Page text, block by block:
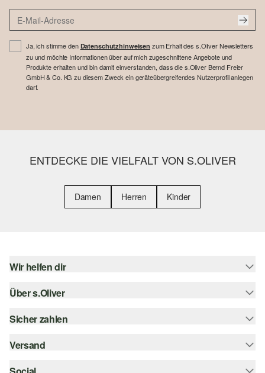
Ja, ich stimme den Datenschutzhinweisen zum Erhalt des s.Oliver Newsletters
zu und möchte Informationen über auf mich zugeschnittene Angebote und
Produkte erhalten und bin damit einverstanden, dass die s.Oliver Bernd Freier
GmbH & Co. KG zu diesem Zweck ein geräteübergreifendes Nutzerprofil anlegen
darf.
ENTDECKE DIE VIELFALT VON S.OLIVER
Damen Herren Kinder
Wir helfen dir
Hilfe & FAQ
Größenberatung
Über s.Oliver
Newsletter
s.Oliver Card
Sicher zahlen
Rechnung
Kreditkarte
Versand
Sendungsverfolgung